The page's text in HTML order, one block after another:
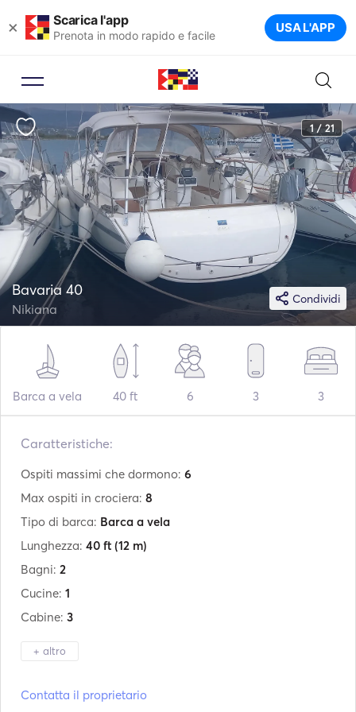
× Scarica l'app
Prenota in modo rapido e facile USA L'APP
1 / 21
Condividi
Bavaria 40
Nikiana
Barca a vela 40 ft 6 3 3
Caratteristiche:
Ospiti massimi che dormono: 6
Max ospiti in crociera: 8
Tipo di barca: Barca a vela
Lunghezza: 40 ft (12 m)
Bagni: 2
Cucine: 1
Cabine: 3
+ altro
Contatta il proprietario